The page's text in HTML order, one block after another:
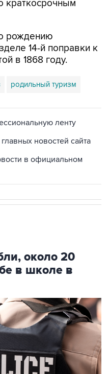
рождению
в 1868 году.
родильный туризм
новостей сайта
в официальном
около 20
в школе в